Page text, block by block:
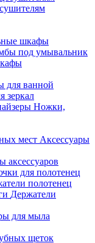
шкафы
под умывальник
для ванной
зеркал
Ножки,
Аксессуары
аксессуаров
для полотенец
полотенец
Держатели
для мыла